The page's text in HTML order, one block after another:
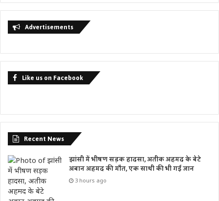
Advertisements
Like us on Facebook
Recent News
झांसी में भीषण सड़क हादसा, अतीक अहमद के बेटे
अबान अहमद की मौत, एक साथी की भी गई जान
3 hours ago